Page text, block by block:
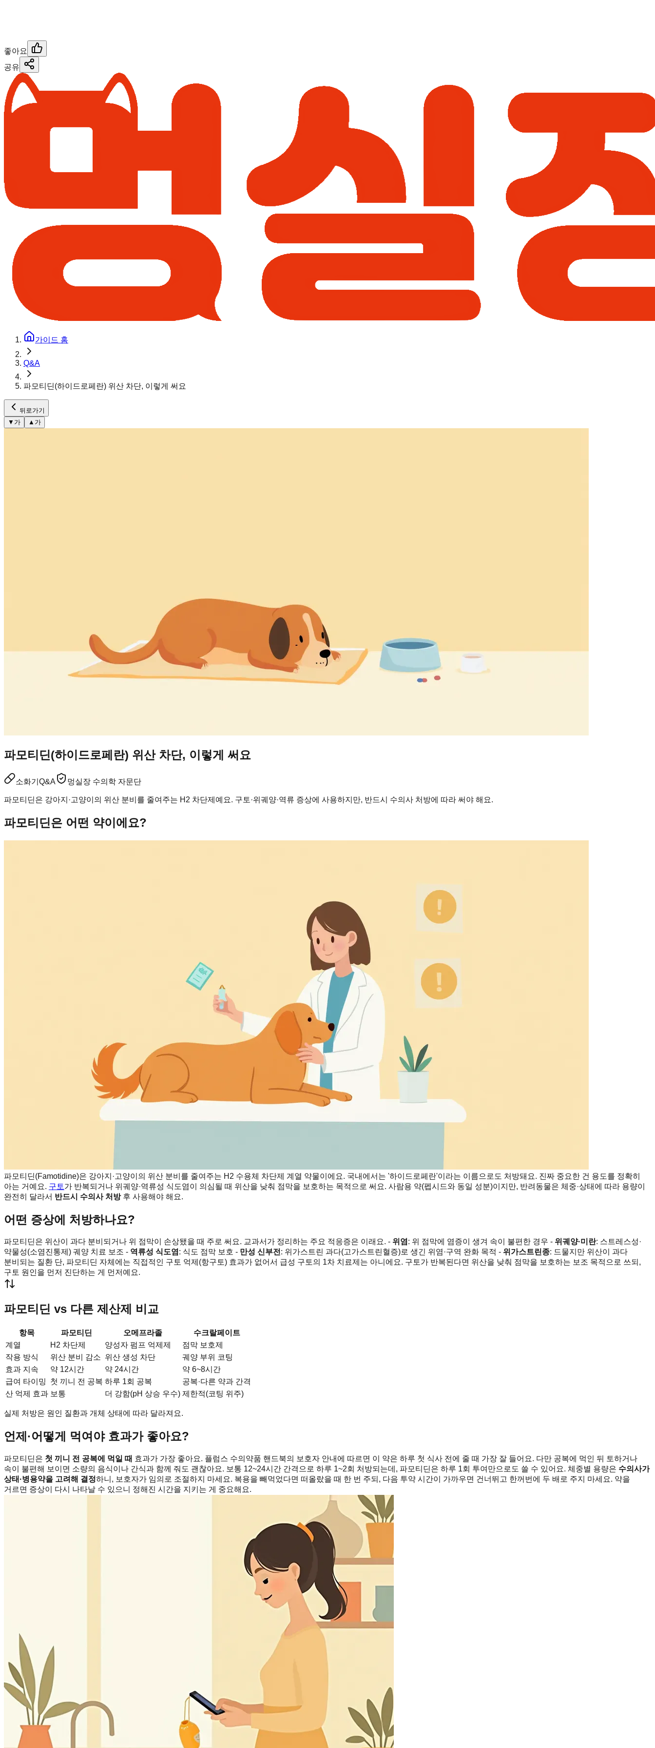
좋아요
공유
가이드 홈
Q&A
파모티딘(하이드로페란) 위산 차단, 이렇게 써요
뒤로가기
▼ 가 ▲ 가
파모티딘(하이드로페란) 위산 차단, 이렇게 써요
소화기 Q&A 멍실장 수의학 자문단
파모티딘은 강아지·고양이의 위산 분비를 줄여주는 H2 차단제예요. 구토·위궤양·역류 증상에 사용하지만, 반드시 수의사 처방에 따라 써야 해요.
파모티딘은 어떤 약이에요?
파모티딘(Famotidine)은 강아지·고양이의 위산 분비를 줄여주는 H2 수용체 차단제 계열 약물이에요. 국내에서는 '하이드로페란'이라는 이름으로도 처방돼요. 진짜 중요한 건 용도를 정확히
아는 거예요. 구토가 반복되거나 위궤양·역류성 식도염이 의심될 때 위산을 낮춰 점막을 보호하는 목적으로 써요. 사람용 약(펩시드와 동일 성분)이지만, 반려동물은 체중·상태에 따라 용량이
완전히 달라서 반드시 수의사 처방후 사용해야 해요.
어떤 증상에 처방하나요?
파모티딘은 위산이 과다 분비되거나 위 점막이 손상됐을 때 주로 써요. 교과서가 정리하는 주요 적응증은 이래요. - 위염: 위 점막에 염증이 생겨 속이 불편한 경우 - 위궤양·미란: 스트레스성·
약물성(소염진통제) 궤양 치료 보조 - 역류성 식도염: 식도 점막 보호 - 만성 신부전: 위가스트린 과다(고가스트린혈증)로 생긴 위염·구역 완화 목적 - 위가스트린종: 드물지만 위산이 과다
분비되는 질환 단, 파모티딘 자체에는 직접적인 구토 억제(항구토) 효과가 없어서 급성 구토의 1차 치료제는 아니에요. 구토가 반복된다면 위산을 낮춰 점막을 보호하는 보조 목적으로 쓰되,
구토 원인을 먼저 진단하는 게 먼저예요.
파모티딘 vs 다른 제산제 비교
항목 파모티딘 오메프라졸
수크랄페이트
계열
H2 차단제 양성자 펌프 억제제
점막 보호제
작용 방식
위산 분비 감소 위산 생성 차단
궤양 부위 코팅
효과 지속
약 12시간 약 24시간
약 6~8시간
급여 타이밍
첫 끼니 전 공복 하루 1회 공복
공복·다른 약과 간격
산 억제 효과 보통 더 강함(pH 상승 우수) 제한적(코팅 위주)
실제 처방은 원인 질환과 개체 상태에 따라 달라져요.
언제·어떻게 먹여야 효과가 좋아요?
파모티딘은 첫 끼니 전 공복에 먹일 때 효과가 가장 좋아요. 플럼스 수의약품 핸드북의 보호자 안내에 따르면 이 약은 하루 첫 식사 전에 줄 때 가장 잘 들어요. 다만 공복에 먹인 뒤 토하거나
속이 불편해 보이면 소량의 음식이나 간식과 함께 줘도 괜찮아요. 보통 12~24시간 간격으로 하루 1~2회 처방되는데, 파모티딘은 하루 1회 투여만으로도 쓸 수 있어요. 체중별 용량은 수의사가
상태·병용약을 고려해 결정하니, 보호자가 임의로 조절하지 마세요. 복용을 빼먹었다면 떠올랐을 때 한 번 주되, 다음 투약 시간이 가까우면 건너뛰고 한꺼번에 두 배로 주지 마세요. 약을
거르면 증상이 다시 나타날 수 있으니 정해진 시간을 지키는 게 중요해요.